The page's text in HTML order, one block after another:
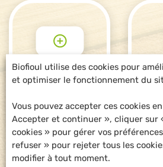
POUR ALLER
PLUS LOIN
Biofioul utilise des cookies pour
et optimiser le fonctionnement du
Vous pouvez accepter ces cookies
Accepter et continuer », cliquer sur
cookies » pour gérer vos
refuser » pour rejeter tous les
modifier à tout moment.